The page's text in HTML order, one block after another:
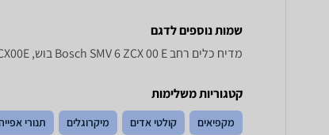
שמות נוספים לדגם
מדיח כלים ‏רחב Bosch SMV 6 ZCX 00 E בוש, SMV6ZCX00E בוש , בוש SMV6ZCX00E
קטגוריות משלימות
מקפיאים קולטי אדים מיקרוגלים תנורי